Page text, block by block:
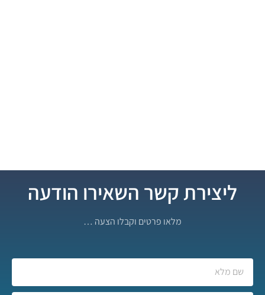
ליצירת קשר השאירו הודעה
מלאו פרטים וקבלו הצעה …